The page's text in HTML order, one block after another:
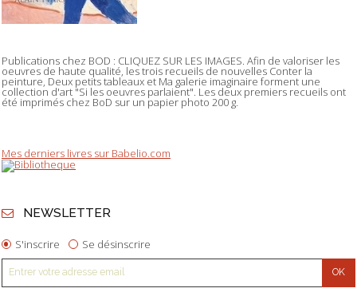
Publications chez BOD : CLIQUEZ SUR LES IMAGES. Afin de valoriser les
oeuvres de haute qualité, les trois recueils de nouvelles Conter la
peinture, Deux petits tableaux et Ma galerie imaginaire forment une
collection d'art "Si les oeuvres parlaient". Les deux premiers recueils ont
été imprimés chez BoD sur un papier photo 200 g.
Mes derniers livres sur Babelio.com
NEWSLETTER
S'inscrire Se désinscrire